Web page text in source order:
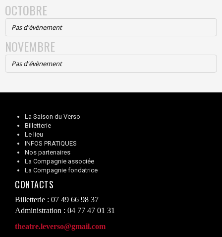
OCTOBRE
Pas d'évènement
NOVEMBRE
Pas d'évènement
La Saison du Verso
Billetterie
Le lieu
INFOS PRATIQUES
Nos partenaires
La Compagnie associée
La Compagnie fondatrice
CONTACTS
Billetterie : 07 49 66 98 37
Administration : 04 77 47 01 31
theatre.leverso@gmail.com